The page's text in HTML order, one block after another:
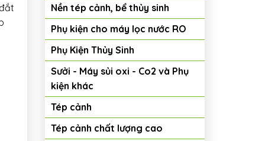
Nền tép cảnh, bể thủy sinh
Phụ kiện cho máy lọc nước RO
Phụ Kiện Thủy Sinh
Sưởi - Máy sủi oxi - Co2 và Phụ
kiện khác
Tép cảnh
Tép cảnh chất lượng cao